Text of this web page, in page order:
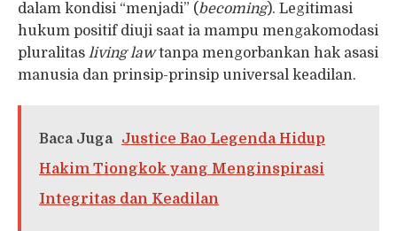
dalam kondisi “menjadi” (becoming). Legitimasi
hukum positif diuji saat ia mampu mengakomodasi
pluralitas living lawtanpa mengorbankan hak asasi
manusia dan prinsip-prinsip universal keadilan.
Baca Juga
Justice Bao Legenda Hidup
Hakim Tiongkok yang Menginspirasi
Integritas dan Keadilan